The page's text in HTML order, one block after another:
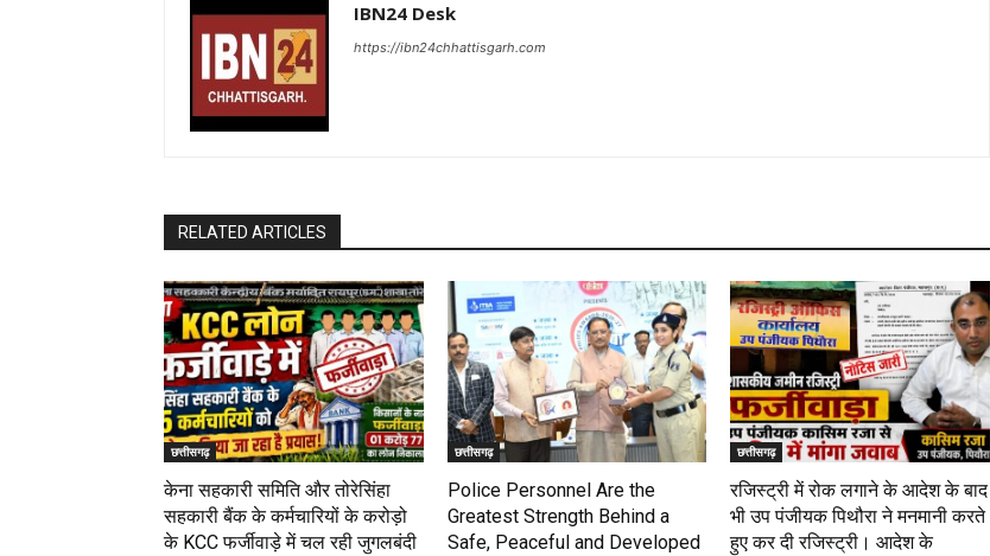
IBN24 Desk
https://ibn24chhattisgarh.com
RELATED ARTICLES
छत्तीसगढ़
केना सहकारी समिति और तोरेसिंहा
सहकारी बैंक के कर्मचारियों के करोड़ो
के KCC फर्जीवाड़े में चल रही जुगलबंदी
छत्तीसगढ़
Police Personnel Are the
Greatest Strength Behind a
Safe, Peaceful and Developed
छत्तीसगढ़
रजिस्ट्री में रोक लगाने के आदेश के बाद
भी उप पंजीयक पिथौरा ने मनमानी करते
हुए कर दी रजिस्ट्री। आदेश के